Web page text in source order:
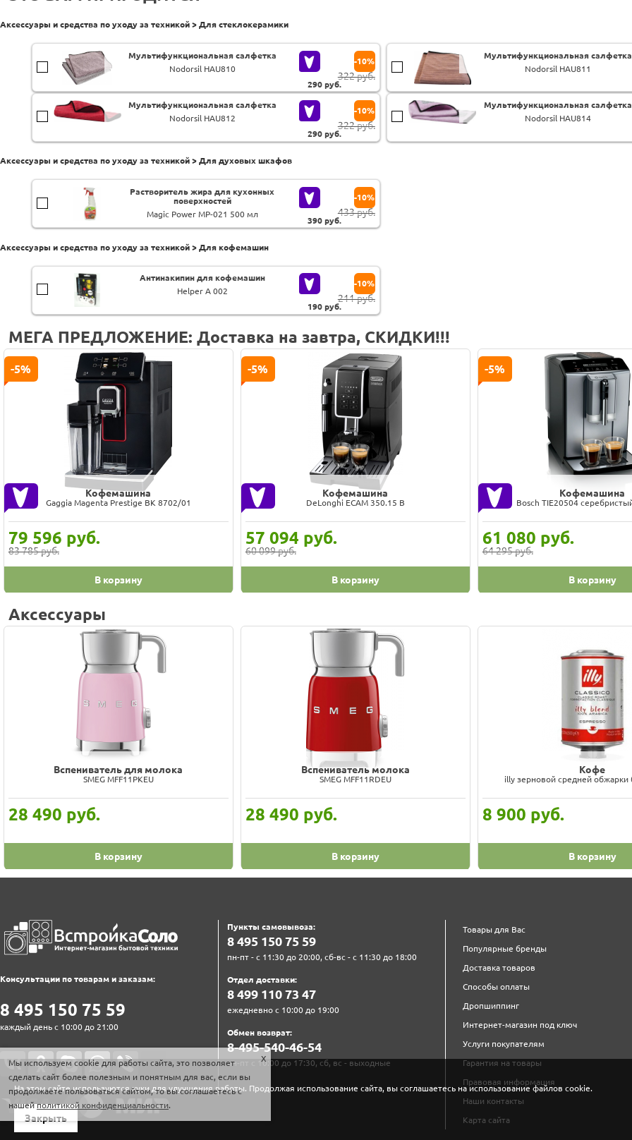
Аксессуары и средства по уходу за техникой > Для стеклокерамики
Мультифункциональная салфетка
Nodorsil HAU810
290руб.
322 руб.
-10%
Мультифункциональная салфетка
Nodorsil HAU811
Мультифункциональная салфетка
Nodorsil HAU812
290руб.
322 руб.
-10%
Мультифункциональная салфетка
Nodorsil HAU814
Аксессуары и средства по уходу за техникой > Для духовых шкафов
Растворитель жира для кухонных
поверхностей
Magic Power MP-021 500 мл
390руб.
433 руб.
-10%
Аксессуары и средства по уходу за техникой > Для кофемашин
Антинакипин для кофемашин
Helper A 002
190руб.
211 руб.
-10%
МЕГА ПРЕДЛОЖЕНИЕ: Доставка на завтра, СКИДКИ!!!
Кофемашина
Gaggia Magenta Prestige BK 8702/01
79 596 руб.
83 785 руб.
-5%
В корзину
Кофемашина
DeLonghi ECAM 350.15 B
57 094 руб.
60 099 руб.
-5%
В корзину
Кофемашина
Bosch TIE20504
61 080 руб.
64 295 руб.
-5%
В корзину
Аксессуары
Вспениватель молока
Smeg MFF02PBEU
14 490 руб.
В корзину
Вспениватель молока
Smeg MFF11CREU
28 490 руб.
В корзину
Пеновзбиватель
Caso Fomini Crema
8 990 руб.
В корзину
Консультации по товарам и заказам:
8‍ 4‍9‍5‍ 1‍5‍0‍ 7‍5‍ 5‍9‍
каждый день с 10:00 до 21:00
Пункты самовывоза:
8‍ 4‍9‍5‍ 1‍5‍0‍ 7‍5‍ 5‍9‍
пн-пт - с 11:30 до 20:00, сб-вс - с 11:30 до 18:00
Отдел доставки:
8‍ 4‍9‍9‍ 1‍1‍0‍ 7‍3‍ 4‍7‍
ежедневно с 10:00 до 19:00
Обмен возврат:
8‍-4‍9‍5‍-5‍4‍0‍-4‍6‍-5‍4‍
пн-пт с 10:00 до 17:30, сб, вс - выходные
Товары для Вас
Популярные бренды
Доставка товаров
Способы оплаты
Дропшиппинг
Интернет-магазин под ключ
Услуги покупателям
Гарантия на товары
Правовая информация
Наши контакты
Карта сайта
На этом сайте используются куки для улучшения работы. Продолжая использование сайта, вы соглашаетесь на использование файлов cookie.
Закрыть
Мы используем cookie для работы сайта, это позволяет
сделать сайт более полезным и понятным для вас, если вы
продолжаете пользоваться сайтом, то вы соглашаетесь с
нашейполитикой конфиденциальности.